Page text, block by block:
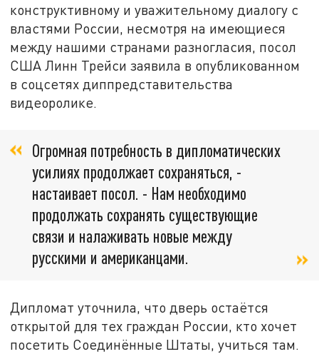
конструктивному и уважительному диалогу с
властями России, несмотря на имеющиеся
между нашими странами разногласия, посол
США Линн Трейси заявила в опубликованном
в соцсетях диппредставительства
видеоролике.
Огромная потребность в дипломатических
усилиях продолжает сохраняться, -
настаивает посол. - Нам необходимо
продолжать сохранять существующие
связи и налаживать новые между
русскими и американцами.
Дипломат уточнила, что дверь остаётся
открытой для тех граждан России, кто хочет
посетить Соединённые Штаты, учиться там.